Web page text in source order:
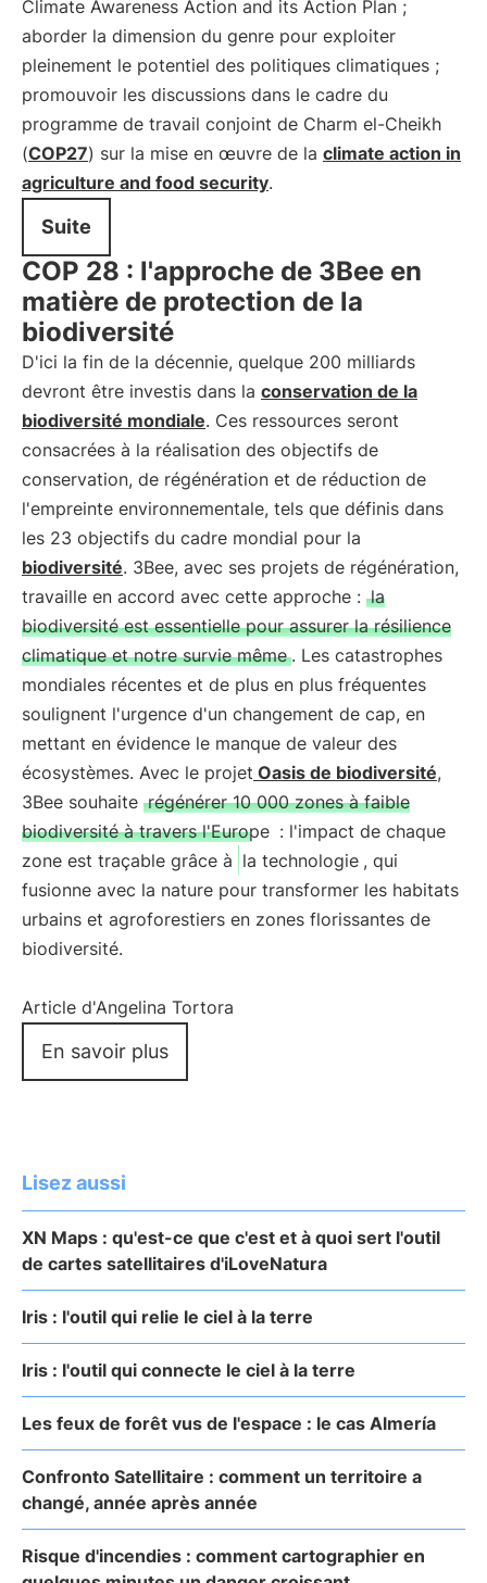
Climate Awareness Action and its Action Plan ;
aborder la dimension du genre pour exploiter
pleinement le potentiel des politiques climatiques ;
promouvoir les discussions dans le cadre du
programme de travail conjoint de Charm el-Cheikh
(COP27) sur la mise en œuvre de la climate action in
agriculture and food security.
Suite
COP 28 : l'approche de 3Bee en
matière de protection de la
biodiversité
D'ici la fin de la décennie, quelque 200 milliards
devront être investis dans la conservation de la
biodiversité mondiale. Ces ressources seront
consacrées à la réalisation des objectifs de
conservation, de régénération et de réduction de
l'empreinte environnementale, tels que définis dans
les 23 objectifs du cadre mondial pour la
biodiversité. 3Bee, avec ses projets de régénération,
travaille en accord avec cette approche : la
biodiversité est essentielle pour assurer la résilience
climatique et notre survie même . Les catastrophes
mondiales récentes et de plus en plus fréquentes
soulignent l'urgence d'un changement de cap, en
mettant en évidence le manque de valeur des
écosystèmes. Avec le projet Oasis de biodiversité,
3Bee souhaite régénérer 10 000 zones à faible
biodiversité à travers l'Europe : l'impact de chaque
zone est traçable grâce à la technologie , qui
fusionne avec la nature pour transformer les habitats
urbains et agroforestiers en zones florissantes de
biodiversité.
Article d'Angelina Tortora
En savoir plus
Lisez aussi
XN Maps : qu'est-ce que c'est et à quoi sert l'outil
de cartes satellitaires d'iLoveNatura
Iris : l'outil qui relie le ciel à la terre
Iris : l'outil qui connecte le ciel à la terre
Les feux de forêt vus de l'espace : le cas Almería
Confronto Satellitaire : comment un territoire a
changé, année après année
Risque d'incendies : comment cartographier en